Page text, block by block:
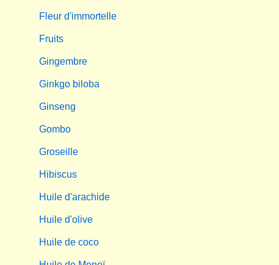
Fleur d'immortelle
Fruits
Gingembre
Ginkgo biloba
Ginseng
Gombo
Groseille
Hibiscus
Huile d'arachide
Huile d'olive
Huile de coco